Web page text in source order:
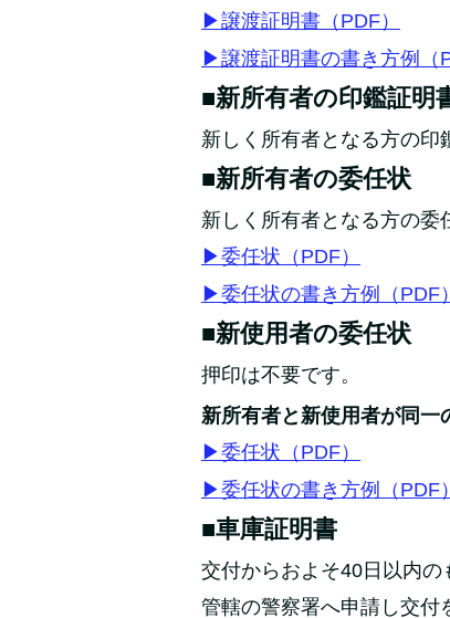
▶譲渡証明書（PDF）
▶譲渡証明書の書き方例（
■新所有者の印鑑証明
新しく所有者となる方の印
■新所有者の委任状
新しく所有者となる方の委
▶委任状（PDF）
▶委任状の書き方例（PDF）
■新使用者の委任状
押印は不要です。
新所有者と新使用者が同一
▶委任状（PDF）
▶委任状の書き方例（PDF）
■車庫証明書
交付からおよそ40日以内の
管轄の警察署へ申請し交付